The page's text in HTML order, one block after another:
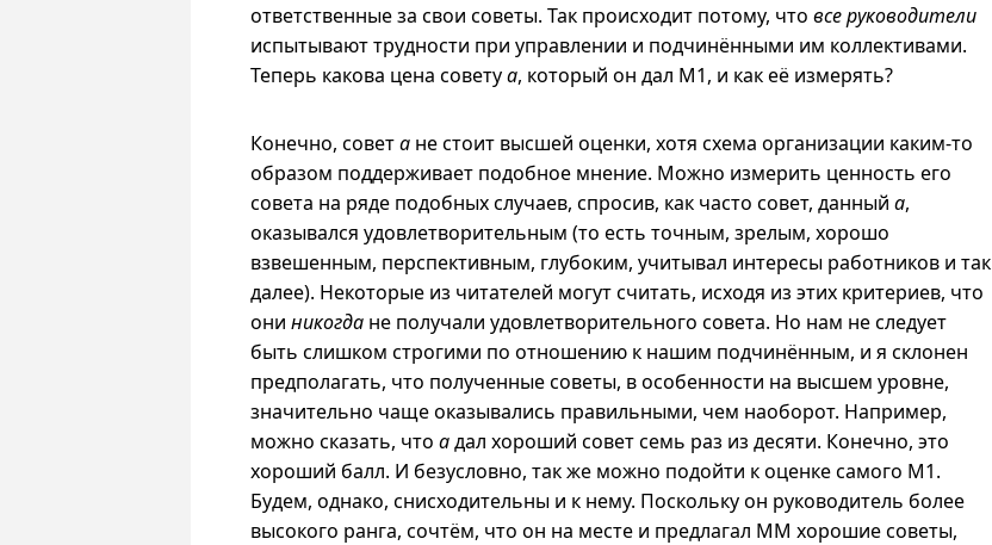
ответственные за свои советы. Так происходит потому, что все руководители
испытывают трудности при управлении и подчинёнными им коллективами.
Теперь какова цена советуa, который он дал M1, и как её измерять?
Конечно, советa не стоит высшей оценки, хотя схема организации каким-то
образом поддерживает подобное мнение. Можно измерить ценность его
совета на ряде подобных случаев, спросив, как часто совет, данный a,
оказывался удовлетворительным (то есть точным, зрелым, хорошо
взвешенным, перспективным, глубоким, учитывал интересы работников и так
далее). Некоторые из читателей могут считать, исходя из этих критериев, что
они никогда не получали удовлетворительного совета. Но нам не следует
быть слишком строгими по отношению к нашим подчинённым, и я склонен
предполагать, что полученные советы, в особенности на высшем уровне,
значительно чаще оказывались правильными, чем наоборот. Например,
можно сказать, что aдал хороший совет семь раз из десяти. Конечно, это
хороший балл. И безусловно, так же можно подойти к оценке самого M1.
Будем, однако, снисходительны и к нему. Поскольку он руководитель более
высокого ранга, сочтём, что он на месте и предлагал ММ хорошие советы,